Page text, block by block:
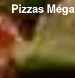
Pizzas Méga